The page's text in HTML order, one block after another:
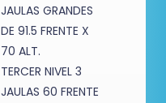
JAULAS GRANDES
DE 91.5 FRENTE X
70 ALT.
TERCER NIVEL 3
JAULAS 60 FRENTE